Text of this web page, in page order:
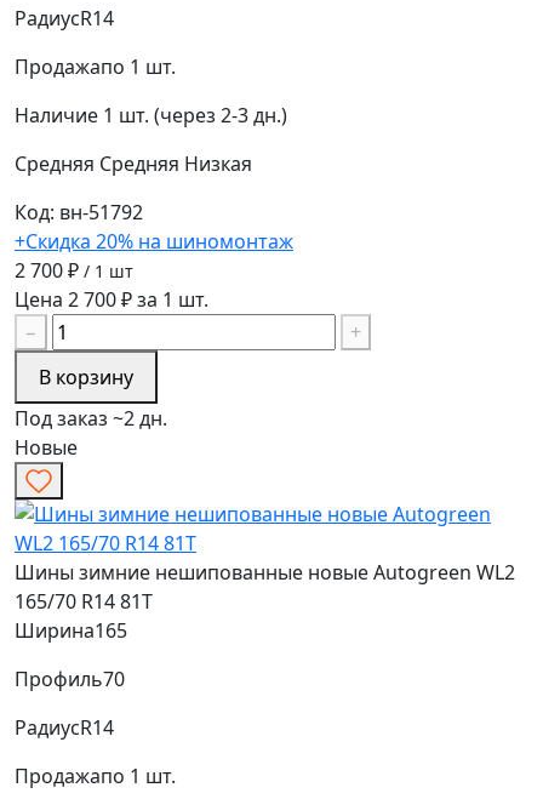
РадиусR14
Продажапо 1 шт.
Наличие 1 шт. (через 2-3 дн.)
Средняя Средняя Низкая
Код: вн-51792
+Скидка 20% на шиномонтаж
2 700 ₽ / 1 шт
Цена 2 700 ₽ за 1 шт.
−
+
В корзину
Под заказ ~2 дн.
Новые
Шины зимние нешипованные новые Autogreen WL2
165/70 R14 81T
Ширина165
Профиль70
РадиусR14
Продажапо 1 шт.